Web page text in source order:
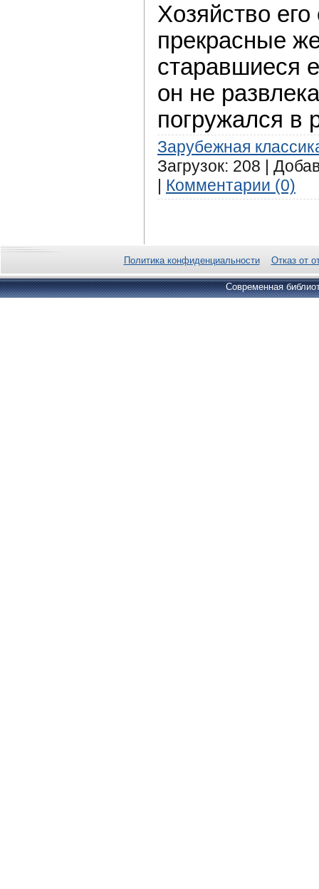
​Хозяйство
прекрасные
старавшиеся
он не
погружался в
Зарубежная
Загрузок: 208 |
| Комментарии (0)
Политика конфиденциальности Отказ от
Современная